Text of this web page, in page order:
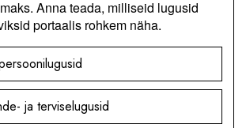
Anna teada, milliseid lugusid
portaalis rohkem näha.
ja terviselugusid